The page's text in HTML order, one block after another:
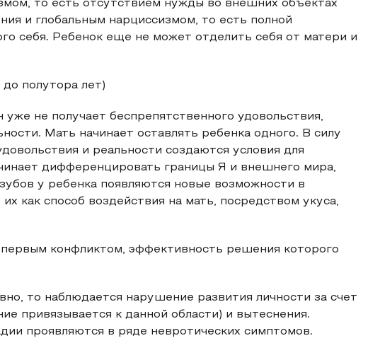
то есть отсутствием нужды во внешних объектах
и глобальным нарциссизмом, то есть полной
себя. Ребенок еще не может отделить себя от матери и
полутора лет)
не получает беспрепятственного удовольствия,
Мать начинает оставлять ребенка одного. В силу
и реальности создаются условия для
дифференцировать границы Я и внешнего мира,
у ребенка появляются новые возможности в
как способ воздействия на мать, посредством укуса,
конфликтом, эффективность решения которого
то наблюдается нарушение развития личности за счет
привязывается к данной области) и вытеснения.
проявляются в ряде невротических симптомов.